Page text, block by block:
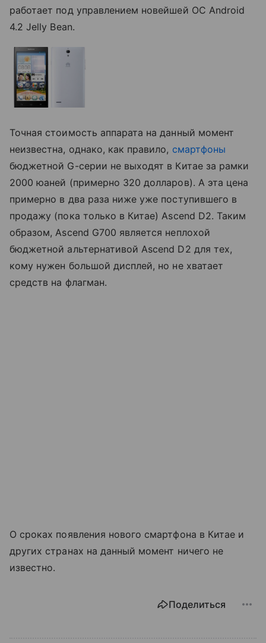
работает под управлением новейшей ОС Android
4.2 Jelly Bean.
Точная стоимость аппарата на данный момент
неизвестна, однако, как правило, смартфоны
бюджетной G-серии не выходят в Китае за рамки
2000 юаней (примерно 320 долларов). А эта цена
примерно в два раза ниже уже поступившего в
продажу (пока только в Китае) Ascend D2. Таким
образом, Ascend G700 является неплохой
бюджетной альтернативой Ascend D2 для тех,
кому нужен большой дисплей, но не хватает
средств на флагман.
О сроках появления нового смартфона в Китае и
других странах на данный момент ничего не
известно.
Поделиться